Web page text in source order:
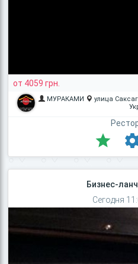
от 4059 грн.
МУРАКАМИ
улица
Бизнес-
Сегодня